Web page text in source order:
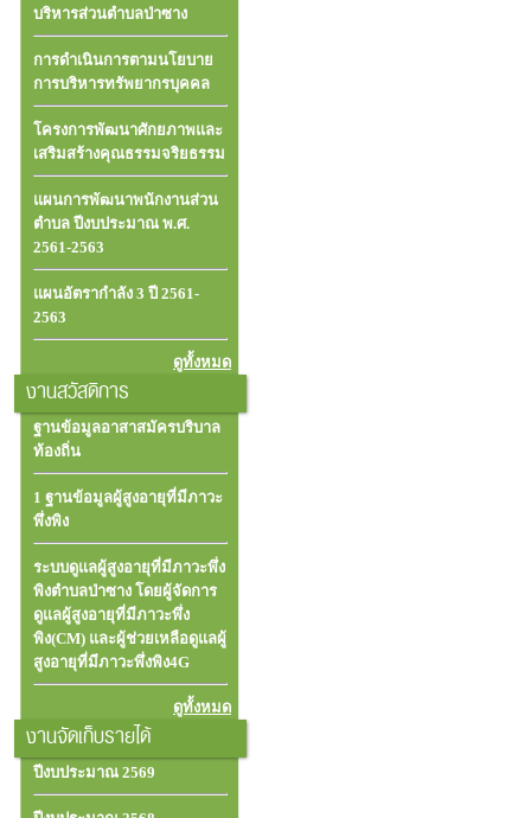
บริหารส่วนตำบลป่าซาง
การดำเนินการตามนโยบาย
การบริหารทรัพยากรบุคคล
โครงการพัฒนาศักยภาพและ
เสริมสร้างคุณธรรมจริยธรรม
แผนการพัฒนาพนักงานส่วน
ตำบล ปีงบประมาณ พ.ศ.
2561-2563
แผนอัตรากำลัง 3 ปี 2561-
2563
ดูทั้งหมด
งานสวัสดิการ
ฐานข้อมูลอาสาสมัครบริบาล
ท้องถิ่น
1 ฐานข้อมูลผู้สูงอายุที่มีภาวะ
พึ่งพิง
ระบบดูแลผู้สูงอายุที่มีภาวะพึ่ง
พิงตำบลป่าซาง โดยผู้จัดการ
ดูแลผู้สูงอายุที่มีภาวะพึ่ง
พิง(CM) และผู้ช่วยเหลือดูแลผู้
สูงอายุที่มีภาวะพึ่งพิง4G
ดูทั้งหมด
งานจัดเก็บรายได้
ปีงบประมาณ 2569